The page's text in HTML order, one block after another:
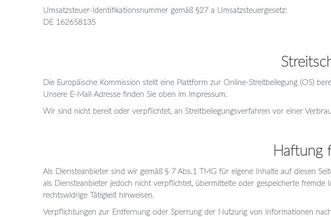
Umsatzsteuer-Identifikationsnummer gemäß §27 a Umsatzsteuergesetz:
DE 162658135
Die Europäische Kommission stellt eine Plattform zur Online-Streitbeilegung (OS)
Unsere E-Mail-Adresse finden Sie oben im Impressum.
Wir sind nicht bereit oder verpflichtet, an Streitbeilegungsverfahren vor einer
Haftung
Als Diensteanbieter sind wir gemäß § 7 Abs.1 TMG für eigene Inhalte auf diesen
als Diensteanbieter jedoch nicht verpflichtet, übermittelte oder gespeicherte
rechtswidrige Tätigkeit hinweisen.
Verpflichtungen zur Entfernung oder Sperrung der Nutzung von Informationen